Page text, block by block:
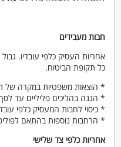
חבות מעבידים
כל תקופת הביטוח.
* הוצאות משפטיות במקרה של
* הגנה בהליכים פליליים עד לסך
* כיסוי לחבות המעסיק כלפי
* הרחבות נוספות בהתאם
אחריות כלפי צד שלישי